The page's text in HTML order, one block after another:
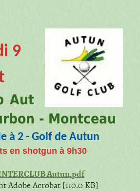
9
Aut
- Montceau
à 2 - Golf de Autun
en shotgun à 9h30
Autun.pdf
Adobe Acrobat [110.0 KB]